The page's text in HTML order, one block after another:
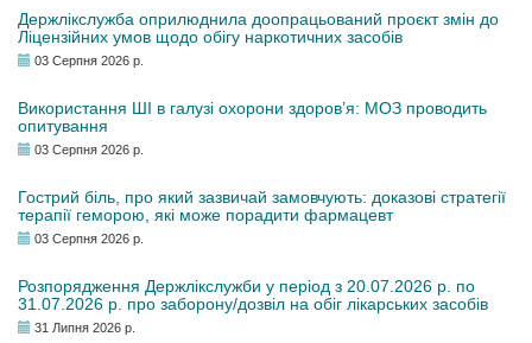
Держлікслужба оприлюднила доопрацьований проєкт змін до
Ліцензійних умов щодо обігу наркотичних засобів
03 Серпня 2026 р.
Використання ШІ в галузі охорони здоров’я: МОЗ проводить
опитування
03 Серпня 2026 р.
Гострий біль, про який зазвичай замовчують: доказові стратегії
терапії геморою, які може порадити фармацевт
03 Серпня 2026 р.
Розпорядження Держлікслужби у період з 20.07.2026 р. по
31.07.2026 р. про заборону/дозвіл на обіг лікарських засобів
31 Липня 2026 р.